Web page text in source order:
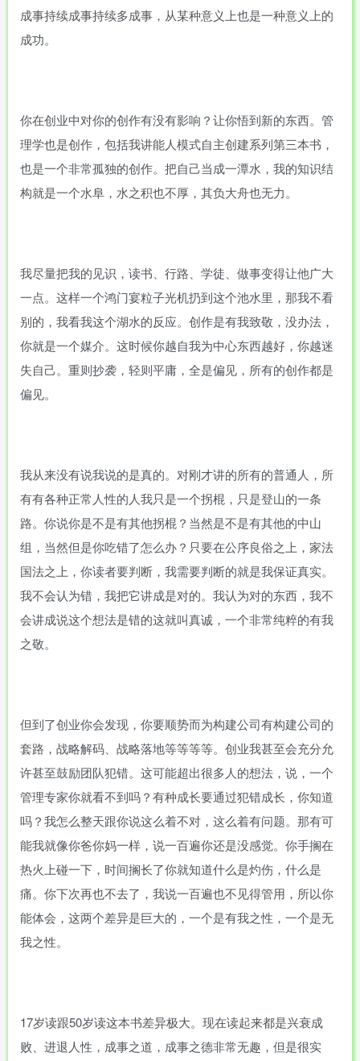
成事持续成事持续多成事，从某种意义上也是一种意义上的
成功。
你在创业中对你的创作有没有影响？让你悟到新的东西。管
理学也是创作，包括我讲能人模式自主创建系列第三本书，
也是一个非常孤独的创作。把自己当成一潭水，我的知识结
构就是一个水阜，水之积也不厚，其负大舟也无力。
我尽量把我的见识，读书、行路、学徒、做事变得让他广大
一点。这样一个鸿门宴粒子光机扔到这个池水里，那我不看
别的，我看我这个湖水的反应。创作是有我致敬，没办法，
你就是一个媒介。这时候你越自我为中心东西越好，你越迷
失自己。重则抄袭，轻则平庸，全是偏见，所有的创作都是
偏见。
我从来没有说我说的是真的。对刚才讲的所有的普通人，所
有有各种正常人性的人我只是一个拐棍，只是登山的一条
路。你说你是不是有其他拐棍？当然是不是有其他的中山
组，当然但是你吃错了怎么办？只要在公序良俗之上，家法
国法之上，你读者要判断，我需要判断的就是我保证真实。
我不会认为错，我把它讲成是对的。我认为对的东西，我不
会讲成说这个想法是错的这就叫真诚，一个非常纯粹的有我
之敬。
但到了创业你会发现，你要顺势而为构建公司有构建公司的
套路，战略解码、战略落地等等等等。创业我甚至会充分允
许甚至鼓励团队犯错。这可能超出很多人的想法，说，一个
管理专家你就看不到吗？有种成长要通过犯错成长，你知道
吗？我怎么整天跟你说这么着不对，这么着有问题。那有可
能我就像你爸你妈一样，说一百遍你还是没感觉。你手搁在
热火上碰一下，时间搁长了你就知道什么是灼伤，什么是
痛。你下次再也不去了，我说一百遍也不见得管用，所以你
能体会，这两个差异是巨大的，一个是有我之性，一个是无
我之性。
17岁读跟50岁读这本书差异极大。现在读起来都是兴衰成
败、进退人性，成事之道，成事之德非常无趣，但是很实